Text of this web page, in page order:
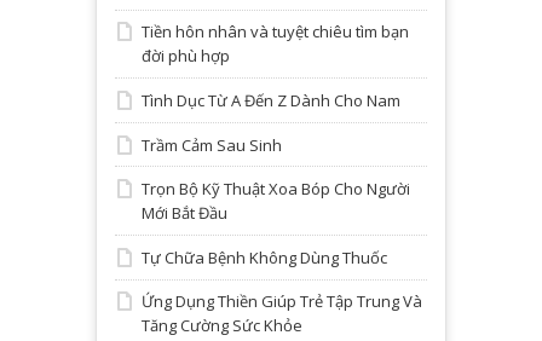
Tiền hôn nhân và tuyệt chiêu tìm bạn
đời phù hợp
Tình Dục Từ A Đến Z Dành Cho Nam
Trầm Cảm Sau Sinh
Trọn Bộ Kỹ Thuật Xoa Bóp Cho Người
Mới Bắt Đầu
Tự Chữa Bệnh Không Dùng Thuốc
Ứng Dụng Thiền Giúp Trẻ Tập Trung Và
Tăng Cường Sức Khỏe